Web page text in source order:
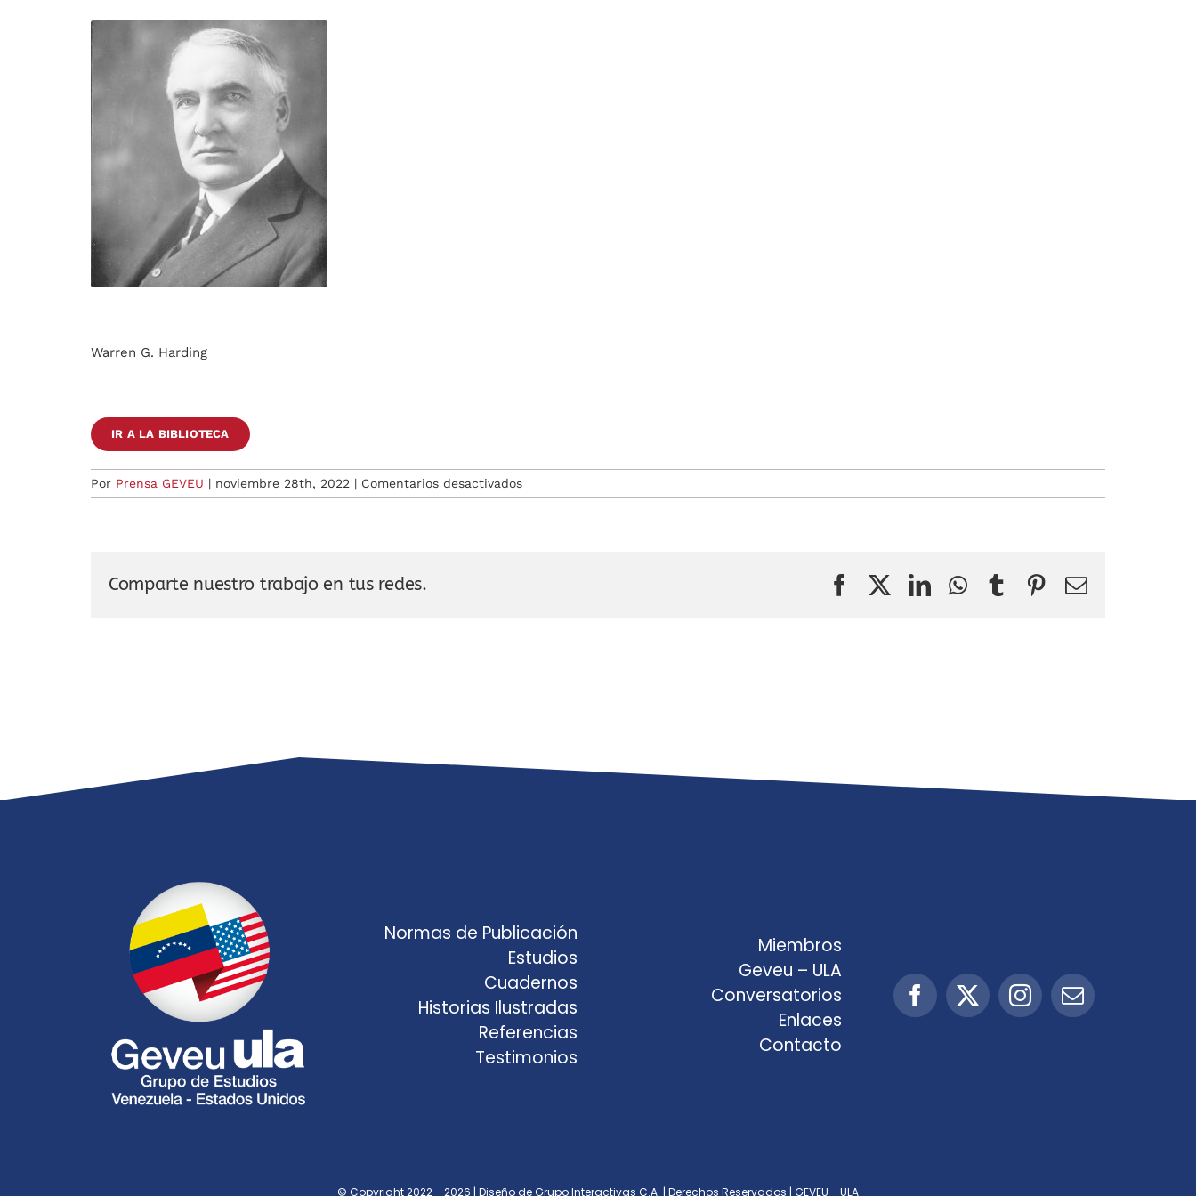
Warren G. Harding
IR A LA BIBLIOTECA
Por Prensa GEVEU | noviembre 28th, 2022 | Comentarios desactivadosen
Warren
Comparte nuestro trabajo en tus redes. FacebookLinkedInWhatsApp
TumblrPinterestCorreo
Normas de Publicación
Estudios
Cuadernos
Historias Ilustradas
Referencias
Testimonios
Miembros
Geveu – ULA
Conversatorios
Enlaces
Contacto
© Copyright 2022 - 2026 | Diseño de Grupo Interactivas C.A. | Derechos Reservados | GEVEU - ULA